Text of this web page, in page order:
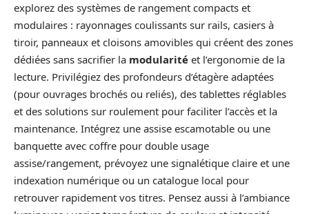
explorez des systèmes de rangement compacts et
modulaires : rayonnages coulissants sur rails, casiers à
tiroir, panneaux et cloisons amovibles qui créent des zones
dédiées sans sacrifier la modularité et l’ergonomie de la
lecture. Privilégiez des profondeurs d’étagère adaptées
(pour ouvrages brochés ou reliés), des tablettes réglables
et des solutions sur roulement pour faciliter l’accès et la
maintenance. Intégrez une assise escamotable ou une
banquette avec coffre pour double usage
assise/rangement, prévoyez une signalétique claire et une
indexation numérique ou un catalogue local pour
retrouver rapidement vos titres. Pensez aussi à l’ambiance